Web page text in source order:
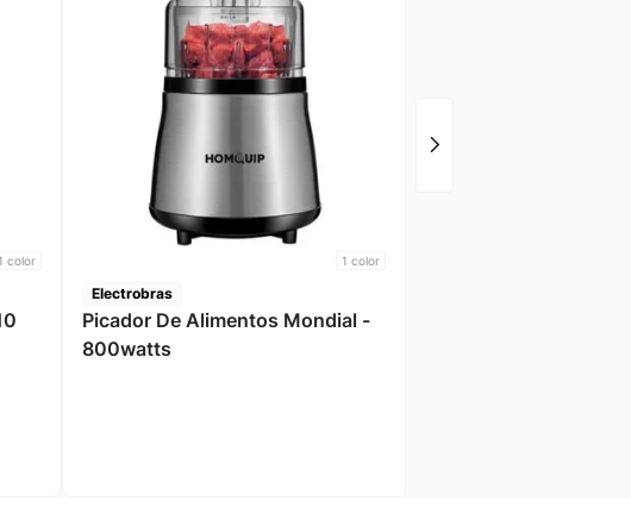
color 1 color
Electrobras
Picador De Alimentos Mondial -
800watts